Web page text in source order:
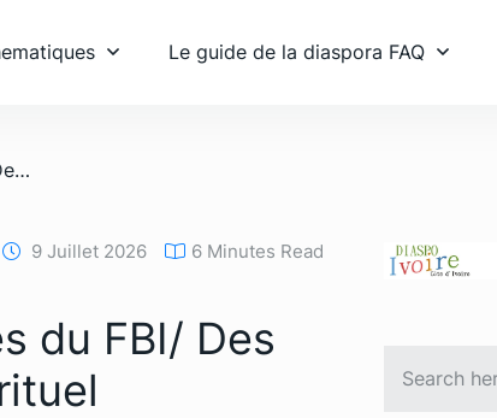
Le guide de la diaspora FAQ
/ L’Argentine dans les mailles du FBI/ Des millions pour un Guide spirituel
9 Juillet 2026 6 Minutes Read
du FBI/ Des